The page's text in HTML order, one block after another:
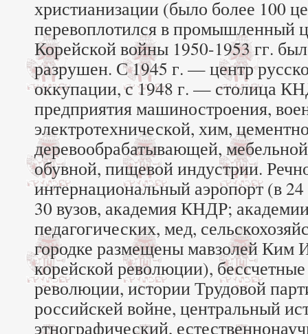
христианизации (было более 100
перевоплотился в промышленный
Корейской войны 1950-1953 гг.
разрушен. С 1945 г. — центр
оккупации, с 1948 г. — столица
предприятия машиностроения,
электротехнической, хим,
деревообрабатывающей,
обувной, пищевой индустрии.
интернациональный аэропорт (в
30 вузов, академия КНДР;
педагогических, мед,
городке размещены мавзолей Ким
корейской революции),
революции, истории Трудовой
российскей войне, центральный
этнографический,